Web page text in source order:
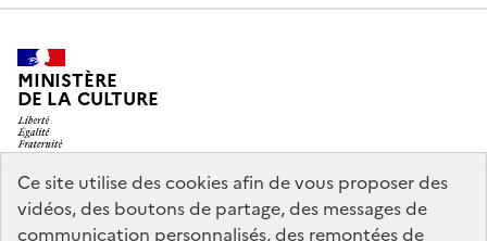
Ce site utilise des cookies afin de vous proposer des
vidéos, des boutons de partage, des messages de
communication personnalisés, des remontées de
MINISTÈRE
DE LA CULTURE
legifrance.gouv.fr info.gouv.fr